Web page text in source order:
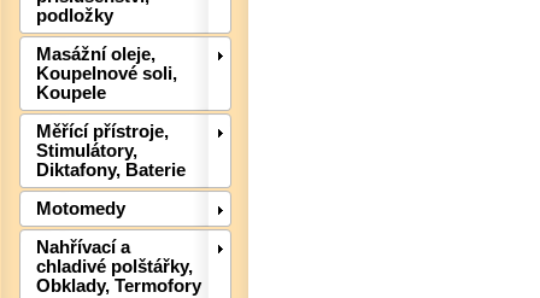
podložky
Masážní oleje,
Koupelnové soli,
Koupele
Měřící přístroje,
Stimulátory,
Diktafony, Baterie
Motomedy
Nahřívací a
chladivé polštářky,
Obklady, Termofory